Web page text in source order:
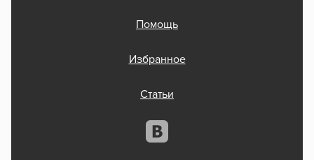
Помощь
Избранное
Статьи